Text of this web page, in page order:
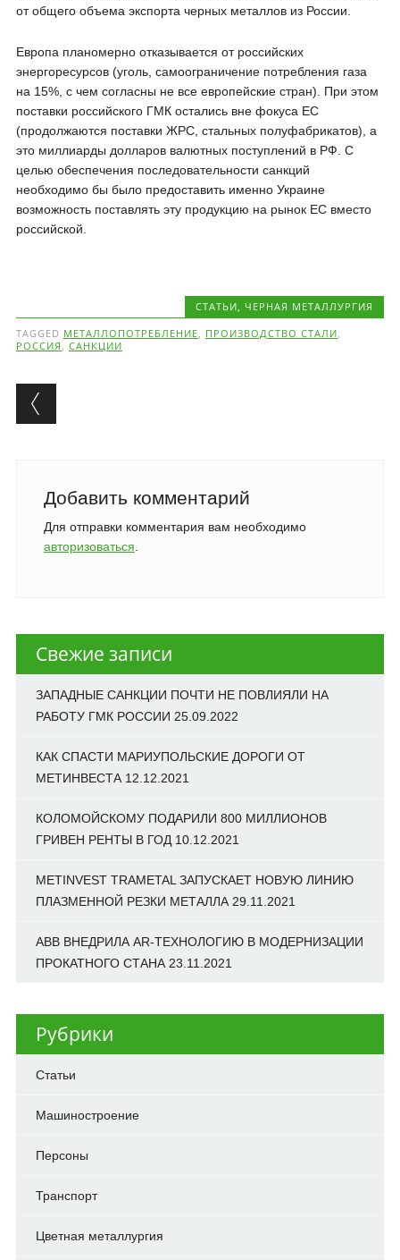
от общего объема экспорта черных металлов из России.
Европа планомерно отказывается от российских
энергоресурсов (уголь, самоограничение потребления газа
на 15%, с чем согласны не все европейские стран). При этом
поставки российского ГМК остались вне фокуса ЕС
(продолжаются поставки ЖРС, стальных полуфабрикатов), а
это миллиарды долларов валютных поступлений в РФ. С
целью обеспечения последовательности санкций
необходимо бы было предоставить именно Украине
возможность поставлять эту продукцию на рынок ЕС вместо
российской.
CТАТЬИ, ЧЕРНАЯ МЕТАЛЛУРГИЯ
TAGGED МЕТАЛЛОПОТРЕБЛЕНИЕ, ПРОИЗВОДСТВО СТАЛИ,
РОССИЯ , САНКЦИИ
Post navigation
Добавить комментарий
Для отправки комментария вам необходимо
авторизоваться
Свежие записи
ЗАПАДНЫЕ САНКЦИИ ПОЧТИ НЕ ПОВЛИЯЛИ НА
РАБОТУ ГМК РОССИИ 25.09.2022
КАК СПАСТИ МАРИУПОЛЬСКИЕ ДОРОГИ ОТ
МЕТИНВЕСТА 12.12.2021
КОЛОМОЙСКОМУ ПОДАРИЛИ 800 МИЛЛИОНОВ
ГРИВЕН РЕНТЫ В ГОД 10.12.2021
METINVEST TRAMETAL ЗАПУСКАЕТ НОВУЮ ЛИНИЮ
ПЛАЗМЕННОЙ РЕЗКИ МЕТАЛЛА 29.11.2021
ABB ВНЕДРИЛА AR-ТЕХНОЛОГИЮ В МОДЕРНИЗАЦИИ
ПРОКАТНОГО СТАНА 23.11.2021
Рубрики
Cтатьи
Машиностроение
Персоны
Транспорт
Цветная металлургия